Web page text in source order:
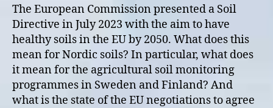
The European Commission presented a Soil
Directive in July 2023 with the aim to have
healthy soils in the EU by 2050. What does this
mean for Nordic soils? In particular, what does
it mean for the agricultural soil monitoring
programmes in Sweden and Finland? And
what is the state of the EU negotiations to agree